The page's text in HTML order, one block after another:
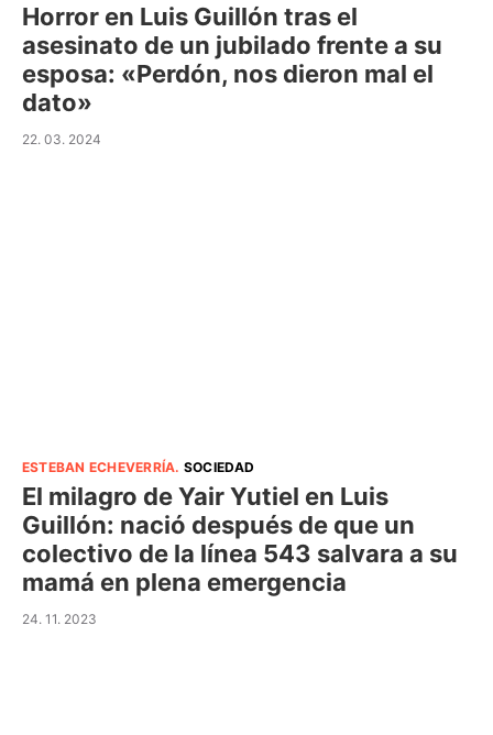
Horror en Luis Guillón tras el
asesinato de un jubilado frente a su
esposa: «Perdón, nos dieron mal el
dato»
22. 03. 2024
ESTEBAN ECHEVERRÍA. SOCIEDAD
El milagro de Yair Yutiel en Luis
Guillón: nació después de que un
colectivo de la línea 543 salvara a su
mamá en plena emergencia
24. 11. 2023